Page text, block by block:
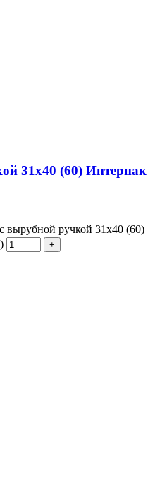
31х40 (60) Интерпак
вырубной ручкой 31х40 (60)